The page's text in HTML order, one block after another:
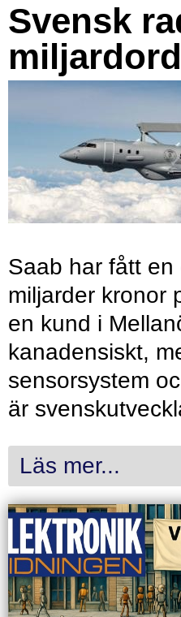
Svensk
Saab har fått
miljarder kronor
en kund i
kanadensiskt,
sensorsystem
är
Läs mer...